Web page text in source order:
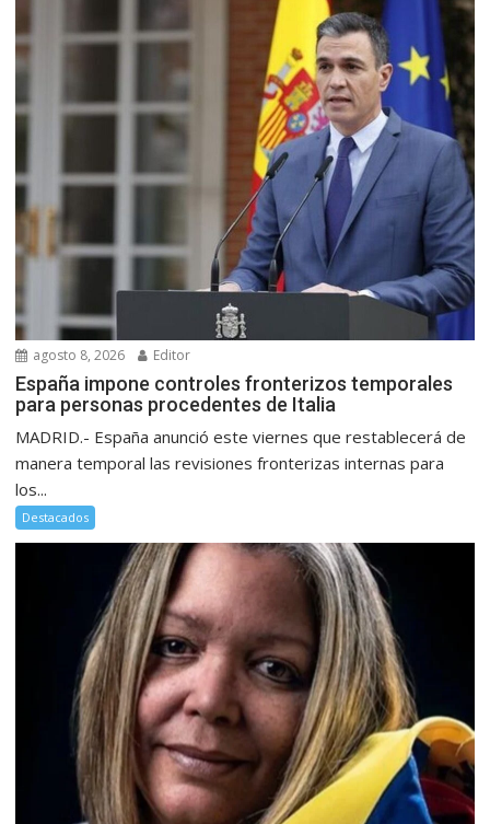
agosto 8, 2026 Editor
España impone controles fronterizos temporales
para personas procedentes de Italia
MADRID.- España anunció este viernes que restablecerá de
manera temporal las revisiones fronterizas internas para
los...
Destacados